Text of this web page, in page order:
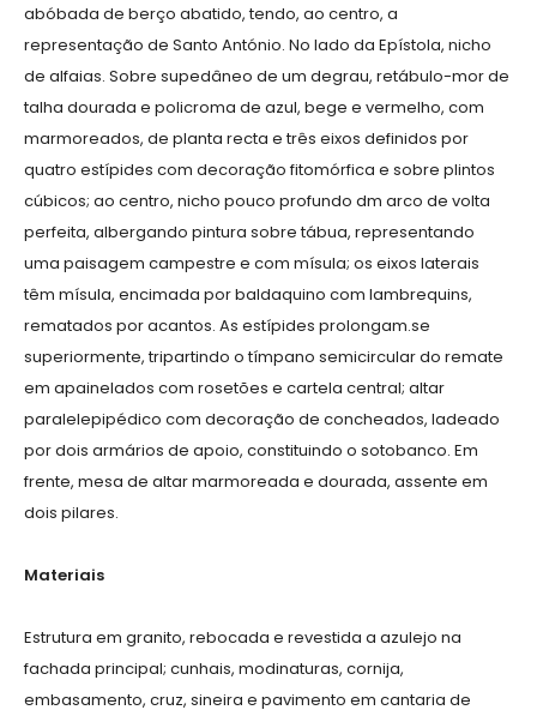
abóbada de berço abatido, tendo, ao centro, a
representação de Santo António. No lado da Epístola, nicho
de alfaias. Sobre supedâneo de um degrau, retábulo-mor de
talha dourada e policroma de azul, bege e vermelho, com
marmoreados, de planta recta e três eixos definidos por
quatro estípides com decoração fitomórfica e sobre plintos
cúbicos; ao centro, nicho pouco profundo dm arco de volta
perfeita, albergando pintura sobre tábua, representando
uma paisagem campestre e com mísula; os eixos laterais
têm mísula, encimada por baldaquino com lambrequins,
rematados por acantos. As estípides prolongam.se
superiormente, tripartindo o tímpano semicircular do remate
em apainelados com rosetões e cartela central; altar
paralelepipédico com decoração de concheados, ladeado
por dois armários de apoio, constituindo o sotobanco. Em
frente, mesa de altar marmoreada e dourada, assente em
dois pilares.
Materiais
Estrutura em granito, rebocada e revestida a azulejo na
fachada principal; cunhais, modinaturas, cornija,
embasamento, cruz, sineira e pavimento em cantaria de